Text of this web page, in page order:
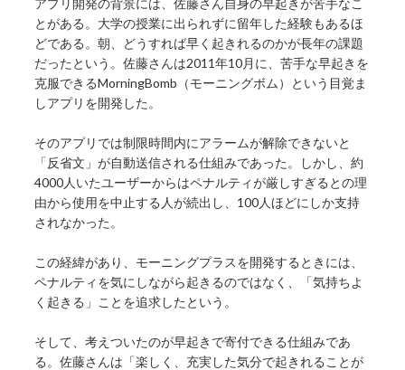
とがある。大学の授業に出られずに留年した経験もあるほ
どである。朝、どうすれば早く起きれるのかが長年の課題
だったという。佐藤さんは2011年10月に、苦手な早起きを
克服できるMorningBomb（モーニングボム）という目覚ま
しアプリを開発した。
そのアプリでは制限時間内にアラームが解除できないと
「反省文」が自動送信される仕組みであった。しかし、約
4000人いたユーザーからはペナルティが厳しすぎるとの理
由から使用を中止する人が続出し、100人ほどにしか支持
されなかった。
この経緯があり、モーニングプラスを開発するときには、
ペナルティを気にしながら起きるのではなく、「気持ちよ
く起きる」ことを追求したという。
そして、考えついたのが早起きで寄付できる仕組みであ
る。佐藤さんは「楽しく、充実した気分で起きれることが